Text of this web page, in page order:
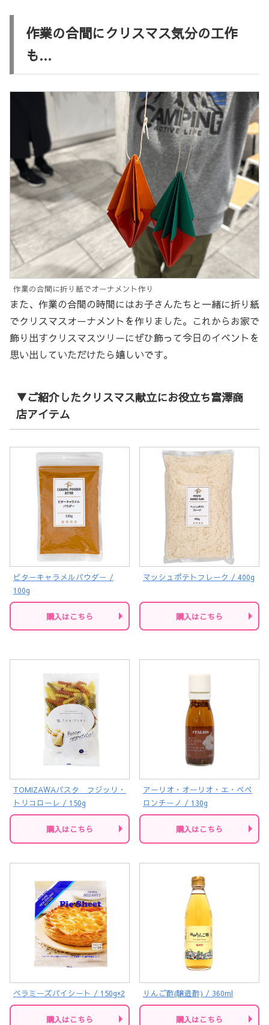
作業の合間にクリスマス気分の工作
も…
作業の合間に折り紙でオーナメント作り
また、作業の合間の時間にはお子さんたちと一緒に折り紙
でクリスマスオーナメントを作りました。これからお家で
飾り出すクリスマスツリーにぜひ飾って今日のイベントを
思い出していただけたら嬉しいです。
▼ご紹介したクリスマス献立にお役立ち富澤商
店アイテム
ビターキャラメルパウダー /
100g
購入はこちら
マッシュポテトフレーク / 400g
購入はこちら
TOMIZAWAパスタ フジッリ・
トリコローレ / 150g
購入はこちら
アーリオ・オーリオ・エ・ペペ
ロンチーノ / 130g
購入はこちら
ベラミーズパイシート / 150g×2
購入はこちら
りんご酢(醸造酢) / 360ml
購入はこちら